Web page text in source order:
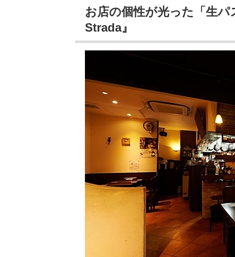
お店の個性が光った「生
Strada』